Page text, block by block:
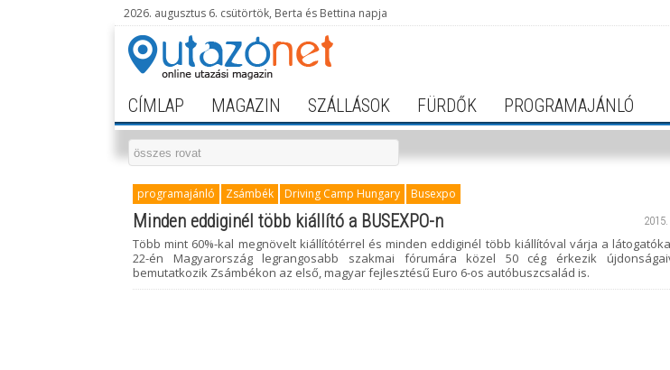
2026. augusztus 6. csütörtök, Berta és Bettina napja
CÍMLAP MAGAZIN SZÁLLÁSOK FÜRDŐK PROGRAMAJÁNLÓ
programajánló Zsámbék Driving Camp Hungary Busexpo
Minden eddiginél több kiállító a BUSEXPO-n
Több mint 60%-kal megnövelt kiállítótérrel és minden eddiginél több kiállítóval várja a
22-én Magyarország legrangosabb szakmai fórumára közel 50 cég érkezik
bemutatkozik Zsámbékon az első, magyar fejlesztésű Euro 6-os autóbuszcsalád is.